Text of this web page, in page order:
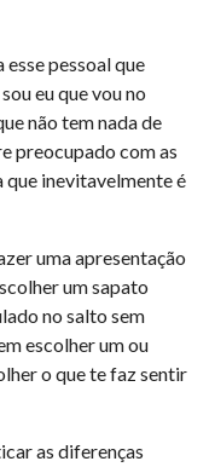
esse pessoal que
eu que vou no
não tem nada de
preocupado com as
que inevitavelmente é
uma apresentação
um sapato
no salto sem
escolher um ou
o que te faz sentir
as diferenças